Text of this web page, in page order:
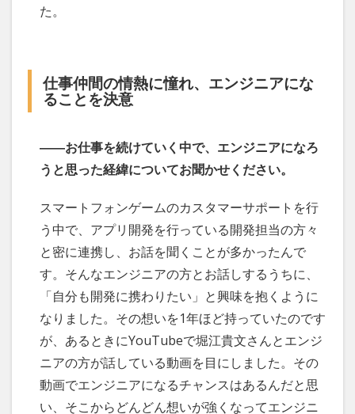
た。
仕事仲間の情熱に憧れ、エンジニアにな
ることを決意
――お仕事を続けていく中で、エンジニアになろ
うと思った経緯についてお聞かせください。
スマートフォンゲームのカスタマーサポートを行
う中で、アプリ開発を行っている開発担当の方々
と密に連携し、お話を聞くことが多かったんで
す。そんなエンジニアの方とお話しするうちに、
「自分も開発に携わりたい」と興味を抱くように
なりました。その想いを1年ほど持っていたのです
が、あるときにYouTubeで堀江貴文さんとエンジ
ニアの方が話している動画を目にしました。その
動画でエンジニアになるチャンスはあるんだと思
い、そこからどんどん想いが強くなってエンジニ